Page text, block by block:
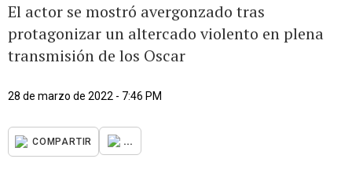
El actor se mostró avergonzado tras
protagonizar un altercado violento en plena
transmisión de los Oscar
28 de marzo de 2022 - 7:46 PM
COMPARTIR ...